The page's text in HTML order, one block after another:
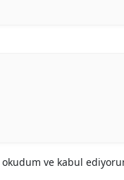
okudum ve kabul